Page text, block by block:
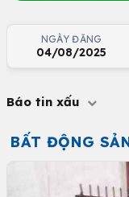
NGÀY ĐĂNG
04/08/2025
Báo tin xấu
BẤT ĐỘNG